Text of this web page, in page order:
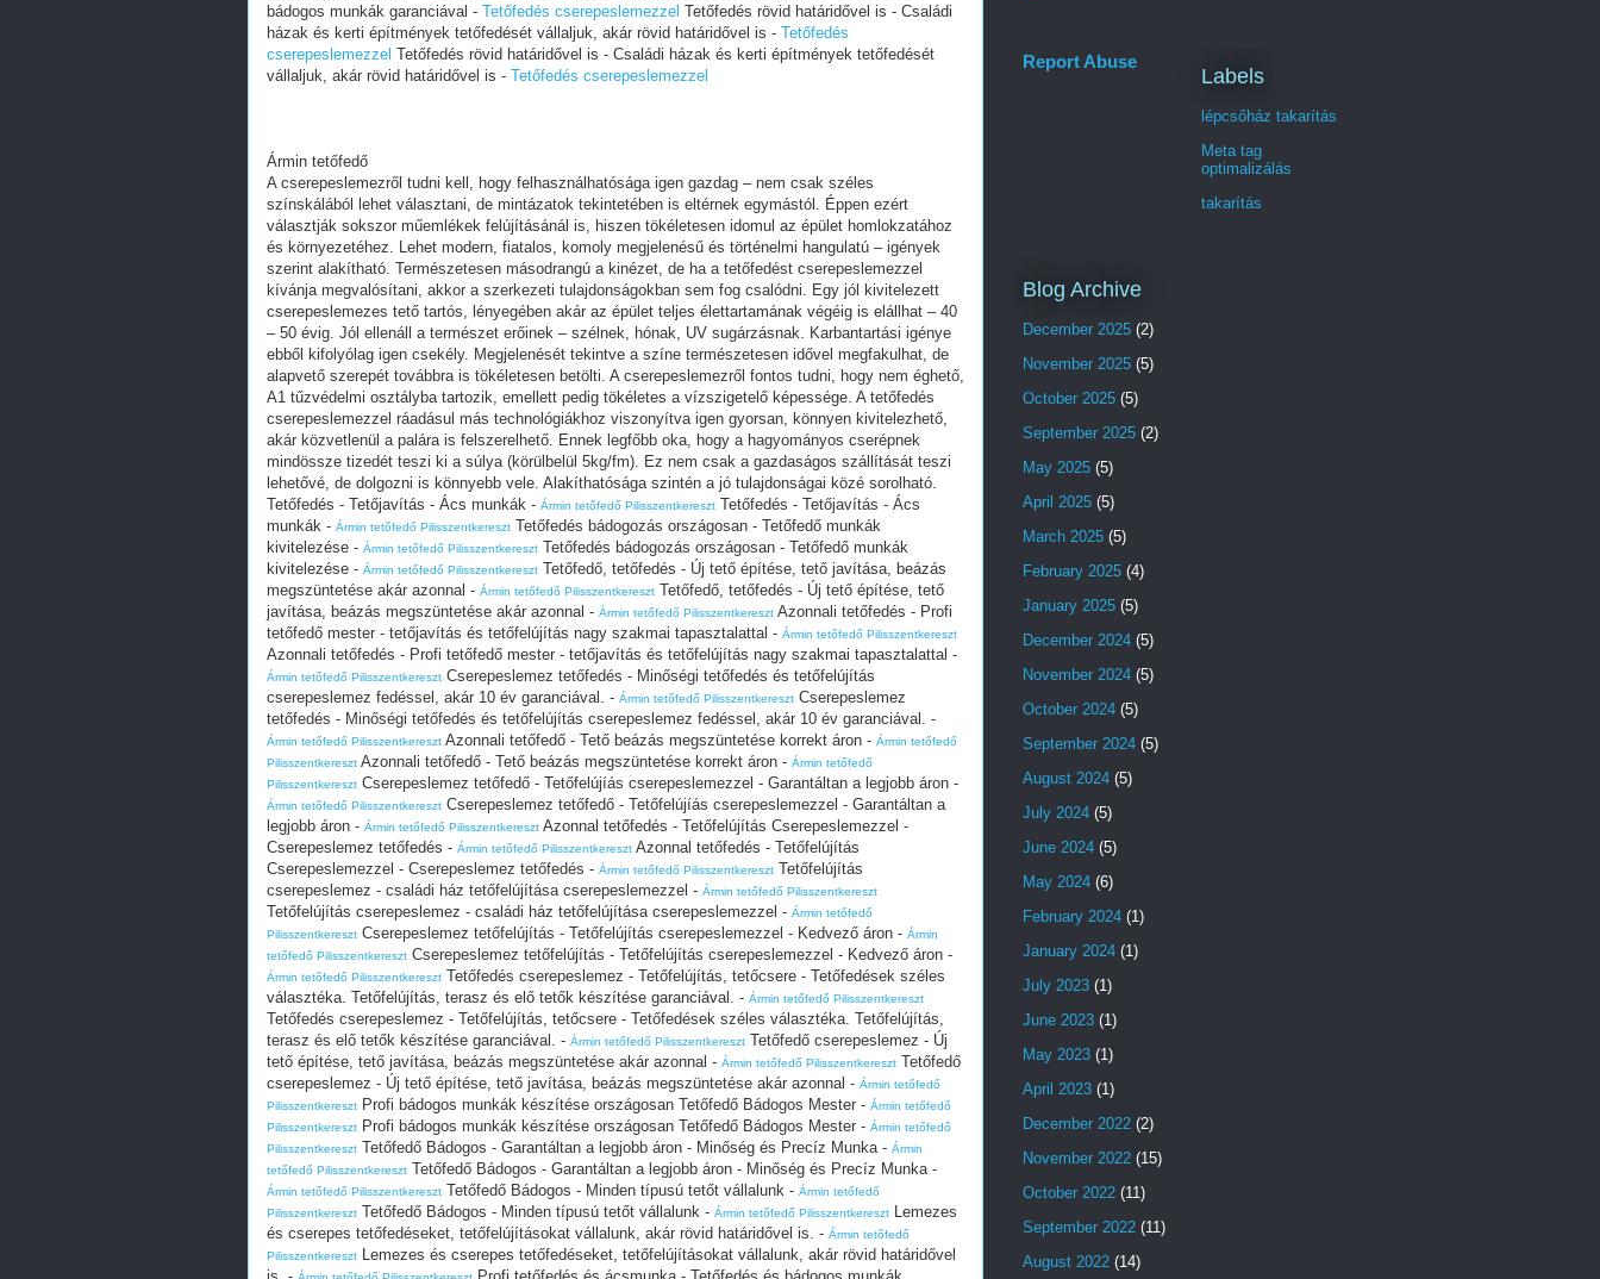
bádogos munkák garanciával - Tetőfedés cserepeslemezzel Tetőfedés rövid határidővel is - Családi
házak és kerti építmények tetőfedését vállaljuk, akár rövid határidővel is - Tetőfedés
cserepeslemezzel Tetőfedés rövid határidővel is - Családi házak és kerti építmények tetőfedését
vállaljuk, akár rövid határidővel is - Tetőfedés cserepeslemezzel
Ármin tetőfedő
A cserepeslemezről tudni kell, hogy felhasználhatósága igen gazdag – nem csak széles
színskálából lehet választani, de mintázatok tekintetében is eltérnek egymástól. Éppen ezért
választják sokszor műemlékek felújításánál is, hiszen tökéletesen idomul az épület homlokzatához
és környezetéhez. Lehet modern, fiatalos, komoly megjelenésű és történelmi hangulatú – igények
szerint alakítható. Természetesen másodrangú a kinézet, de ha a tetőfedést cserepeslemezzel
kívánja megvalósítani, akkor a szerkezeti tulajdonságokban sem fog csalódni. Egy jól kivitelezett
cserepeslemezes tető tartós, lényegében akár az épület teljes élettartamának végéig is elállhat – 40
– 50 évig. Jól ellenáll a természet erőinek – szélnek, hónak, UV sugárzásnak. Karbantartási igénye
ebből kifolyólag igen csekély. Megjelenését tekintve a színe természetesen idővel megfakulhat, de
alapvető szerepét továbbra is tökéletesen betölti. A cserepeslemezről fontos tudni, hogy nem éghető,
A1 tűzvédelmi osztályba tartozik, emellett pedig tökéletes a vízszigetelő képessége. A tetőfedés
cserepeslemezzel ráadásul más technológiákhoz viszonyítva igen gyorsan, könnyen kivitelezhető,
akár közvetlenül a palára is felszerelhető. Ennek legfőbb oka, hogy a hagyományos cserépnek
mindössze tizedét teszi ki a súlya (körülbelül 5kg/fm). Ez nem csak a gazdaságos szállítását teszi
lehetővé, de dolgozni is könnyebb vele. Alakíthatósága szintén a jó tulajdonságai közé sorolható.
Tetőfedés - Tetőjavítás - Ács munkák - Ármin tetőfedő Pilisszentkereszt Tetőfedés - Tetőjavítás - Ács
munkák - Ármin tetőfedő Pilisszentkereszt Tetőfedés bádogozás országosan - Tetőfedő munkák
kivitelezése - Ármin tetőfedő Pilisszentkereszt Tetőfedés bádogozás országosan - Tetőfedő munkák
kivitelezése - Ármin tetőfedő Pilisszentkereszt Tetőfedő, tetőfedés - Új tető építése, tető javítása, beázás
megszüntetése akár azonnal - Ármin tetőfedő Pilisszentkereszt Tetőfedő, tetőfedés - Új tető építése, tető
javítása, beázás megszüntetése akár azonnal - Ármin tetőfedő Pilisszentkereszt Azonnali tetőfedés - Profi
tetőfedő mester - tetőjavítás és tetőfelújítás nagy szakmai tapasztalattal - Ármin tetőfedő Pilisszentkereszt
Azonnali tetőfedés - Profi tetőfedő mester - tetőjavítás és tetőfelújítás nagy szakmai tapasztalattal -
Ármin tetőfedő Pilisszentkereszt Cserepeslemez tetőfedés - Minőségi tetőfedés és tetőfelújítás
cserepeslemez fedéssel, akár 10 év garanciával. - Ármin tetőfedő Pilisszentkereszt Cserepeslemez
tetőfedés - Minőségi tetőfedés és tetőfelújítás cserepeslemez fedéssel, akár 10 év garanciával. -
Ármin tetőfedő Pilisszentkereszt Azonnali tetőfedő - Tető beázás megszüntetése korrekt áron - Ármin tetőfedő
Pilisszentkereszt Azonnali tetőfedő - Tető beázás megszüntetése korrekt áron - Ármin tetőfedő
Pilisszentkereszt Cserepeslemez tetőfedő - Tetőfelújíás cserepeslemezzel - Garantáltan a legjobb áron -
Ármin tetőfedő Pilisszentkereszt Cserepeslemez tetőfedő - Tetőfelújíás cserepeslemezzel - Garantáltan a
legjobb áron - Ármin tetőfedő Pilisszentkereszt Azonnal tetőfedés - Tetőfelújítás Cserepeslemezzel -
Cserepeslemez tetőfedés - Ármin tetőfedő Pilisszentkereszt Azonnal tetőfedés - Tetőfelújítás
Cserepeslemezzel - Cserepeslemez tetőfedés - Ármin tetőfedő Pilisszentkereszt Tetőfelújítás
cserepeslemez - családi ház tetőfelújítása cserepeslemezzel - Ármin tetőfedő Pilisszentkereszt
Tetőfelújítás cserepeslemez - családi ház tetőfelújítása cserepeslemezzel - Ármin tetőfedő
Pilisszentkereszt Cserepeslemez tetőfelújítás - Tetőfelújítás cserepeslemezzel - Kedvező áron - Ármin
tetőfedő Pilisszentkereszt Cserepeslemez tetőfelújítás - Tetőfelújítás cserepeslemezzel - Kedvező áron -
Ármin tetőfedő Pilisszentkereszt Tetőfedés cserepeslemez - Tetőfelújítás, tetőcsere - Tetőfedések széles
választéka. Tetőfelújítás, terasz és elő tetők készítése garanciával. - Ármin tetőfedő Pilisszentkereszt
Tetőfedés cserepeslemez - Tetőfelújítás, tetőcsere - Tetőfedések széles választéka. Tetőfelújítás,
terasz és elő tetők készítése garanciával. - Ármin tetőfedő Pilisszentkereszt Tetőfedő cserepeslemez - Új
tető építése, tető javítása, beázás megszüntetése akár azonnal - Ármin tetőfedő Pilisszentkereszt Tetőfedő
cserepeslemez - Új tető építése, tető javítása, beázás megszüntetése akár azonnal - Ármin tetőfedő
Pilisszentkereszt Profi bádogos munkák készítése országosan Tetőfedő Bádogos Mester - Ármin tetőfedő
Pilisszentkereszt Profi bádogos munkák készítése országosan Tetőfedő Bádogos Mester - Ármin tetőfedő
Pilisszentkereszt Tetőfedő Bádogos - Garantáltan a legjobb áron - Minőség és Precíz Munka - Ármin
tetőfedő Pilisszentkereszt Tetőfedő Bádogos - Garantáltan a legjobb áron - Minőség és Precíz Munka -
Ármin tetőfedő Pilisszentkereszt Tetőfedő Bádogos - Minden típusú tetőt vállalunk - Ármin tetőfedő
Pilisszentkereszt Tetőfedő Bádogos - Minden típusú tetőt vállalunk - Ármin tetőfedő Pilisszentkereszt Lemezes
és cserepes tetőfedéseket, tetőfelújításokat vállalunk, akár rövid határidővel is. - Ármin tetőfedő
Pilisszentkereszt Lemezes és cserepes tetőfedéseket, tetőfelújításokat vállalunk, akár rövid határidővel
Report Abuse
Labels
lépcsőház takarítás
Meta tag
optimalizálás
takarítás
Blog Archive
December 2025 (2)
November 2025 (5)
October 2025 (5)
September 2025 (2)
May 2025 (5)
April 2025 (5)
March 2025 (5)
February 2025 (4)
January 2025 (5)
December 2024 (5)
November 2024 (5)
October 2024 (5)
September 2024 (5)
August 2024 (5)
July 2024 (5)
June 2024 (5)
May 2024 (6)
February 2024 (1)
January 2024 (1)
July 2023 (1)
June 2023 (1)
May 2023 (1)
April 2023 (1)
December 2022 (2)
November 2022 (15)
October 2022 (11)
September 2022 (11)
August 2022 (14)